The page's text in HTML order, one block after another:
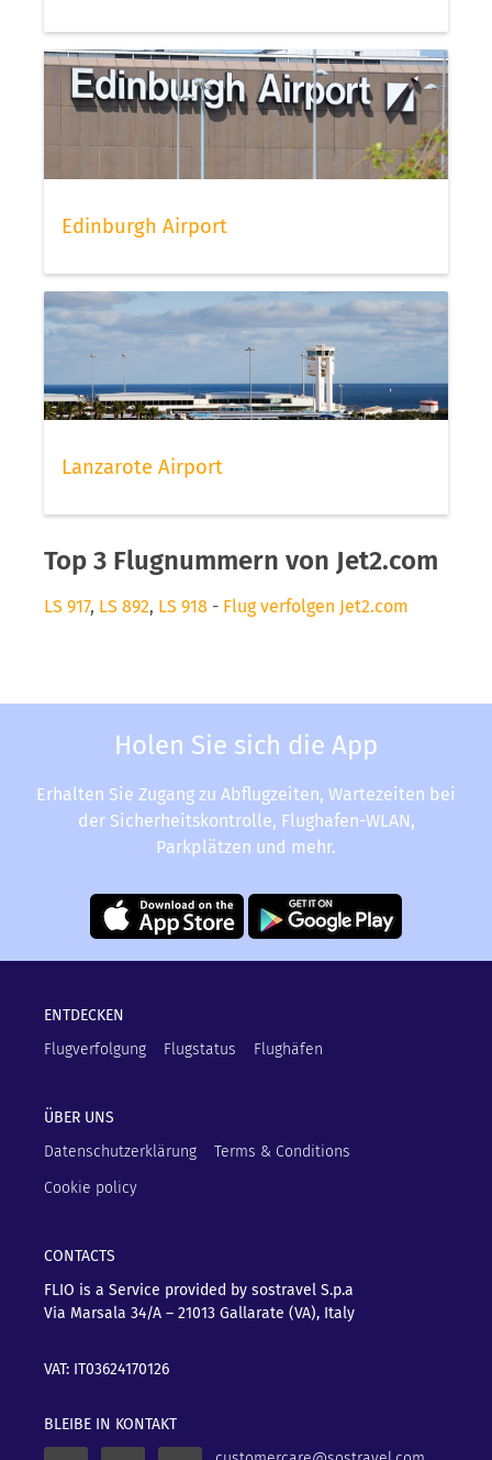
Edinburgh Airport
Lanzarote Airport
Top 3 Flugnummern von Jet2.com
LS 917, LS 892, LS 918 - Flug verfolgen Jet2.com
Holen Sie sich die App
Erhalten Sie Zugang zu Abflugzeiten, Wartezeiten bei
der Sicherheitskontrolle, Flughafen-WLAN,
Parkplätzen und mehr.
ENTDECKEN
Flugverfolgung
Flugstatus Flughäfen
ÜBER UNS
Datenschutzerklärung
Terms & Conditions
Cookie policy
CONTACTS
FLIO is a Service provided by sostravel S.p.a
Via Marsala 34/A – 21013 Gallarate (VA), Italy
VAT: IT03624170126
BLEIBE IN KONTAKT